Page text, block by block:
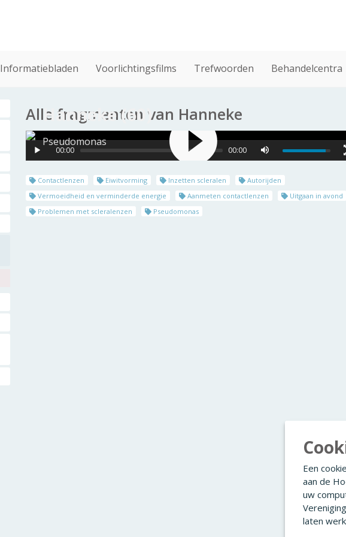
Informatiebladen Voorlichtingsfilms Trefwoorden Behandelcentra
Alle fragmenten van Hanneke
Hanneke (60)
Pseudomonas
00:00 00:00
Contactlenzen Eiwitvorming Inzetten scleralen
Autorijden
Vermoeidheid en verminderde energie
Aanmeten contactlenzen
Uitgaan in avond
Problemen met scleralenzen
Pseudomonas
Een
aan de
uw
laten